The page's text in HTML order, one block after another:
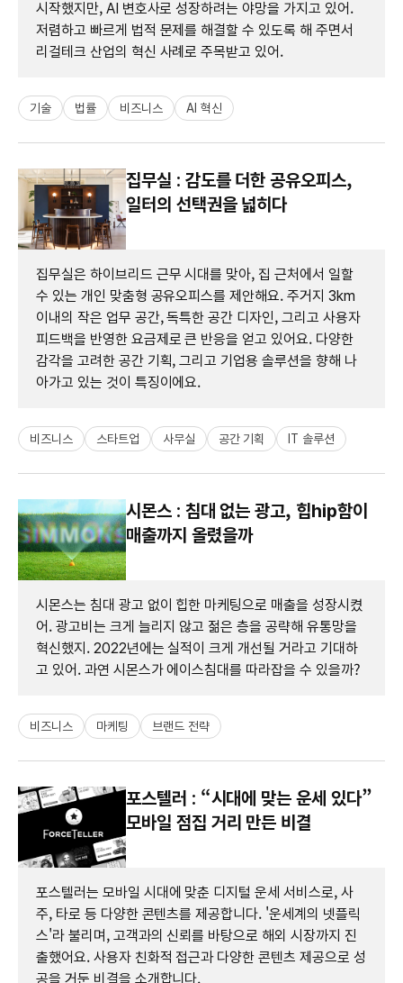
시작했지만, AI 변호사로 성장하려는 야망을 가지고 있어.
저렴하고 빠르게 법적 문제를 해결할 수 있도록 해 주면서
리걸테크 산업의 혁신 사례로 주목받고 있어.
기술 법률 비즈니스 AI 혁신
집무실 : 감도를 더한 공유오피스,
일터의 선택권을 넓히다
집무실은 하이브리드 근무 시대를 맞아, 집 근처에서 일할
수 있는 개인 맞춤형 공유오피스를 제안해요. 주거지 3km
이내의 작은 업무 공간, 독특한 공간 디자인, 그리고 사용자
피드백을 반영한 요금제로 큰 반응을 얻고 있어요. 다양한
감각을 고려한 공간 기획, 그리고 기업용 솔루션을 향해 나
아가고 있는 것이 특징이에요.
비즈니스 스타트업 사무실 공간 기획 IT 솔루션
시몬스 : 침대 없는 광고, 힙hip함이
매출까지 올렸을까
시몬스는 침대 광고 없이 힙한 마케팅으로 매출을 성장시켰
어. 광고비는 크게 늘리지 않고 젊은 층을 공략해 유통망을
혁신했지. 2022년에는 실적이 크게 개선될 거라고 기대하
고 있어. 과연 시몬스가 에이스침대를 따라잡을 수 있을까?
비즈니스 마케팅 브랜드 전략
포스텔러 : “시대에 맞는 운세 있다”
모바일 점집 거리 만든 비결
포스텔러는 모바일 시대에 맞춘 디지털 운세 서비스로, 사
주, 타로 등 다양한 콘텐츠를 제공합니다. '운세계의 넷플릭
스'라 불리며, 고객과의 신뢰를 바탕으로 해외 시장까지 진
출했어요. 사용자 친화적 접근과 다양한 콘텐츠 제공으로 성
공을 거둔 비결을 소개합니다.